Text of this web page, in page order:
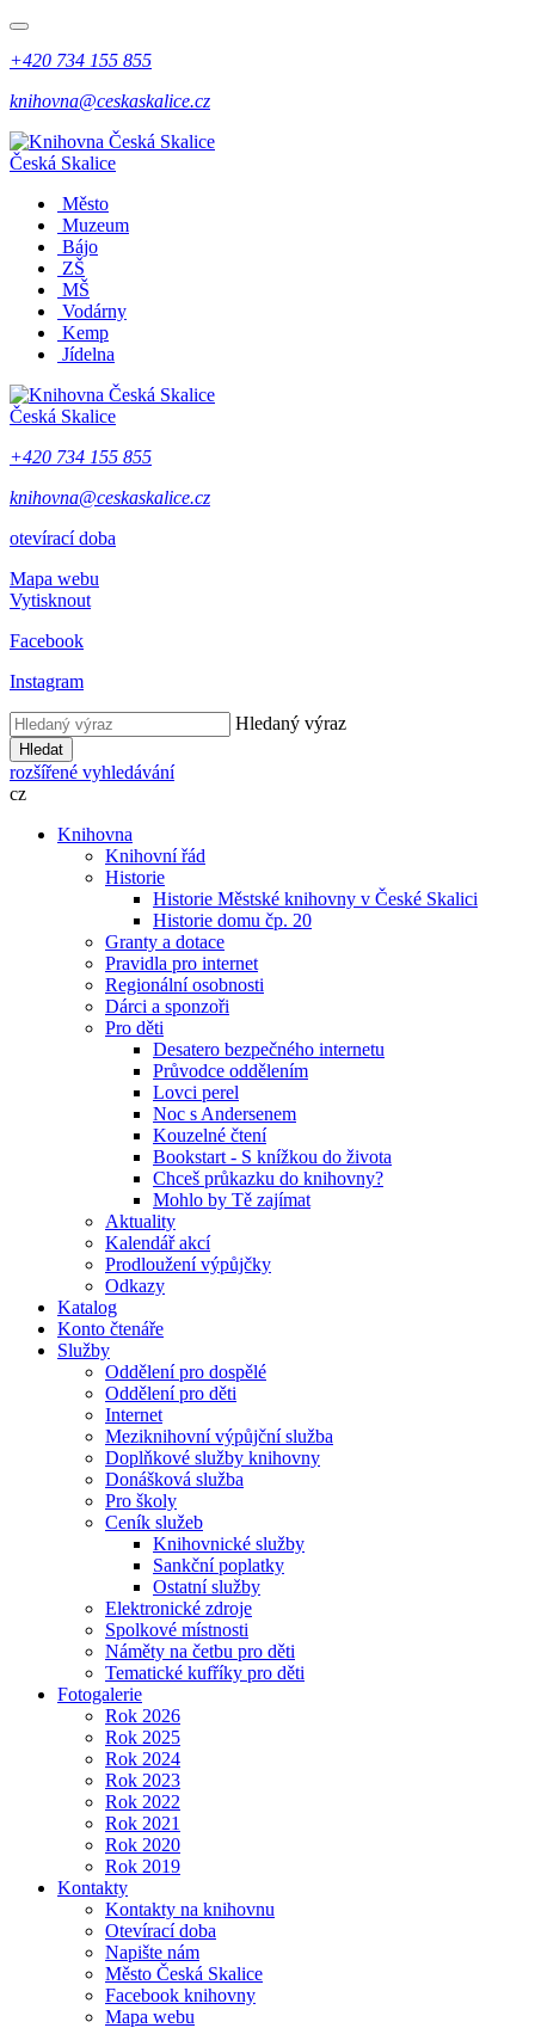
+420 734 155 855
knihovna@ceskaskalice.cz
Česká Skalice
Město
Muzeum
Bájo
ZŠ
MŠ
Vodárny
Kemp
Jídelna
Česká Skalice
+420 734 155 855
knihovna@ceskaskalice.cz
otevírací doba
Mapa webu
Vytisknout
Facebook
Instagram
Hledaný výraz
Hledat
rozšířené vyhledávání
cz
Knihovna
Knihovní řád
Historie
Historie Městské knihovny v České Skalici
Historie domu čp. 20
Granty a dotace
Pravidla pro internet
Regionální osobnosti
Dárci a sponzoři
Pro děti
Desatero bezpečného internetu
Průvodce oddělením
Lovci perel
Noc s Andersenem
Kouzelné čtení
Bookstart - S knížkou do života
Chceš průkazku do knihovny?
Mohlo by Tě zajímat
Aktuality
Kalendář akcí
Prodloužení výpůjčky
Odkazy
Katalog
Konto čtenáře
Služby
Oddělení pro dospělé
Oddělení pro děti
Internet
Meziknihovní výpůjční služba
Doplňkové služby knihovny
Donášková služba
Pro školy
Ceník služeb
Knihovnické služby
Sankční poplatky
Ostatní služby
Elektronické zdroje
Spolkové místnosti
Náměty na četbu pro děti
Tematické kufříky pro děti
Fotogalerie
Rok 2026
Rok 2025
Rok 2024
Rok 2023
Rok 2022
Rok 2021
Rok 2020
Rok 2019
Kontakty
Kontakty na knihovnu
Otevírací doba
Napište nám
Město Česká Skalice
Facebook knihovny
Mapa webu